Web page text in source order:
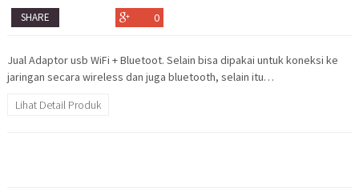
SHARE 0
Jual Adaptor usb WiFi + Bluetoot. Selain bisa dipakai untuk koneksi ke
jaringan secara wireless dan juga bluetooth, selain itu…
Lihat Detail Produk